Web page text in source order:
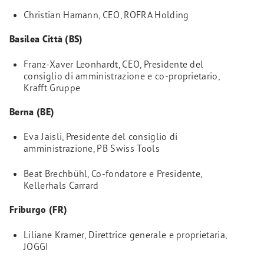
Christian Hamann, CEO, ROFRA Holding
Basilea Città (BS)
Franz-Xaver Leonhardt, CEO, Presidente del
consiglio di amministrazione e co-proprietario,
Krafft Gruppe
Berna (BE)
Eva Jaisli, Presidente del consiglio di
amministrazione, PB Swiss Tools
Beat Brechbühl, Co-fondatore e Presidente,
Kellerhals Carrard
Friburgo (FR)
Liliane Kramer, Direttrice generale e proprietaria,
JOGGI